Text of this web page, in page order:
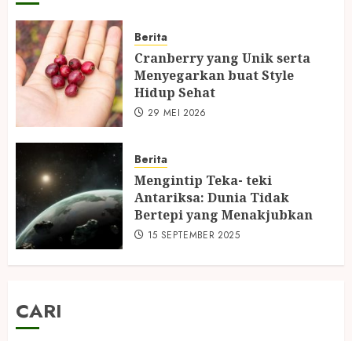
Berita
Cranberry yang Unik serta
Menyegarkan buat Style
Hidup Sehat
29 MEI 2026
Berita
Mengintip Teka- teki
Antariksa: Dunia Tidak
Bertepi yang Menakjubkan
15 SEPTEMBER 2025
CARI